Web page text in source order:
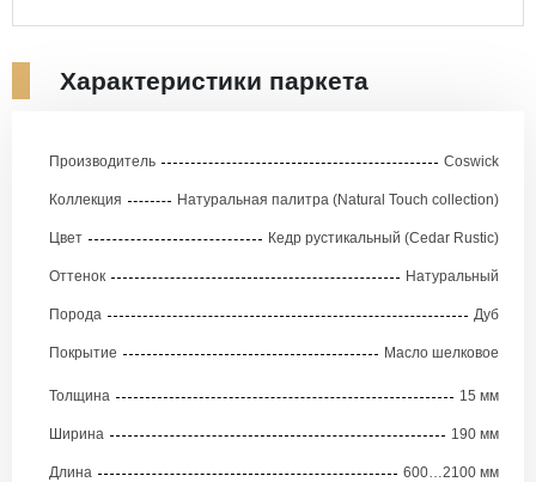
Характеристики паркета
Производитель Coswick
Коллекция Натуральная палитра (Natural Touch collection)
Цвет Кедр рустикальный (Cedar Rustic)
Оттенок Натуральный
Порода Дуб
Покрытие Масло шелковое
Толщина 15 мм
Ширина 190 мм
Длина 600…2100 мм